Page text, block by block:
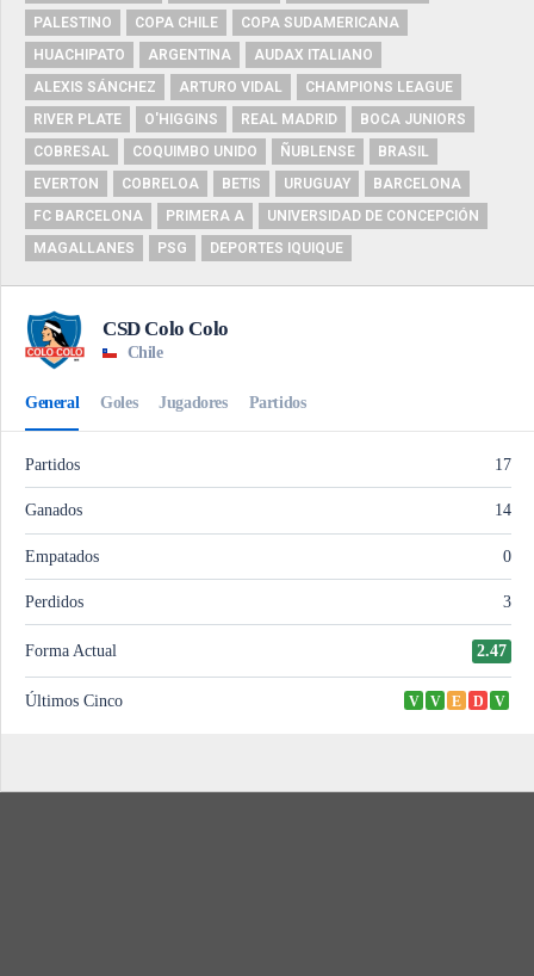
PALESTINO
COPA CHILE
COPA SUDAMERICANA
HUACHIPATO
ARGENTINA
AUDAX ITALIANO
ALEXIS SÁNCHEZ
ARTURO VIDAL
CHAMPIONS LEAGUE
RIVER PLATE
O'HIGGINS REAL MADRID
BOCA JUNIORS
COBRESAL
COQUIMBO UNIDO ÑUBLENSE
BRASIL
EVERTON
COBRELOA BETIS URUGUAY
BARCELONA
FC BARCELONA
PRIMERA A
UNIVERSIDAD DE CONCEPCIÓN
MAGALLANES
PSG DEPORTES IQUIQUE